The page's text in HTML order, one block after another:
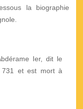
la biographie
Ier, dit le
et est mort à